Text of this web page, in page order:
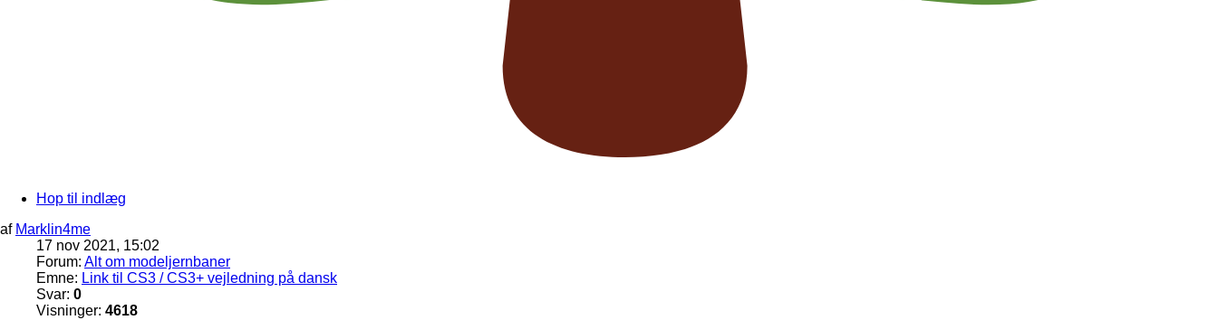
Hop til indlæg
af Marklin4me
17 nov 2021, 15:02
Forum: Alt om modeljernbaner
Emne: Link til CS3 / CS3+ vejledning på dansk
Svar: 0
Visninger: 4618